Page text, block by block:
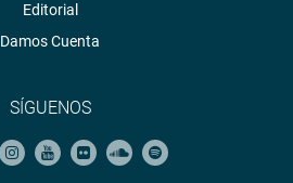
Editorial
Damos Cuenta
SÍGUENOS